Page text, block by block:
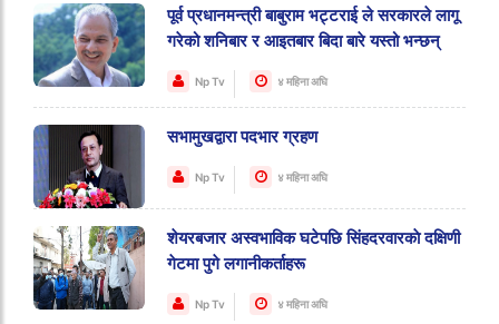
पूर्व प्रधानमन्त्री बाबुराम भट्टराई ले सरकारले लागू
गरेको शनिबार र आइतबार बिदा बारे यस्तो भन्छन्
Np Tv ४ महिना अघि
सभामुखद्वारा पदभार ग्रहण
Np Tv ४ महिना अघि
शेयरबजार अस्वभाविक घटेपछि सिंहदरवारकाे दक्षिणी
गेटमा पुगे लगानीकर्ताहरू
Np Tv ४ महिना अघि